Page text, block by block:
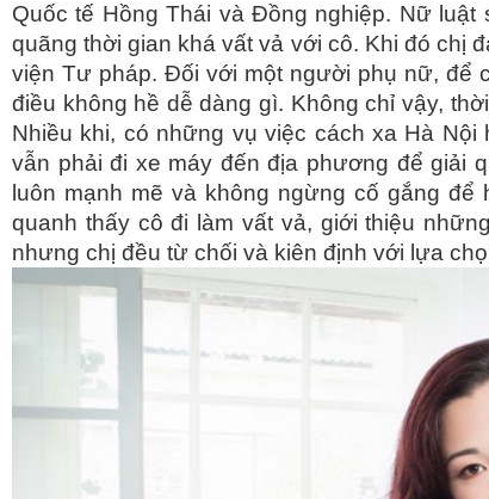
Quốc tế Hồng Thái và Đồng nghiệp. Nữ
quãng thời gian khá vất vả với cô. Khi đó chị
viện Tư pháp. Đối với một người phụ nữ, để
điều không hề dễ dàng gì. Không chỉ vậy,
Nhiều khi, có những vụ việc cách xa Hà
vẫn phải đi xe máy đến địa phương để giải
luôn mạnh mẽ và không ngừng cố gắng
quanh thấy cô đi làm vất vả, giới thiệu
nhưng chị đều từ chối và kiên định với lựa